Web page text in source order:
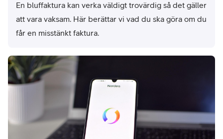
En bluffaktura kan verka väldigt trovärdig så det gäller
att vara vaksam. Här berättar vi vad du ska göra om du
får en misstänkt faktura.